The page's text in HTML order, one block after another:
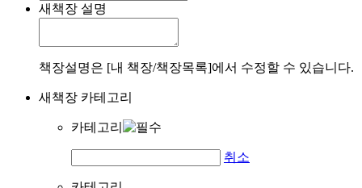
새책장 설명
책장설명은 [내 책장/책장목록]에서 수정할 수 있습니다.
새책장 카테고리
카테고리
취소